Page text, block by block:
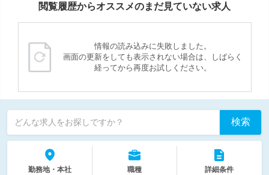
閲覧履歴からオススメのまだ見ていない求人
情報の読み込みに失敗しました。
画面の更新をしても表示されない場合は、しばらく
経ってから再度お試しください。
どんな求人をお探しですか？ 検索
勤務地・本社 職種 詳細条件